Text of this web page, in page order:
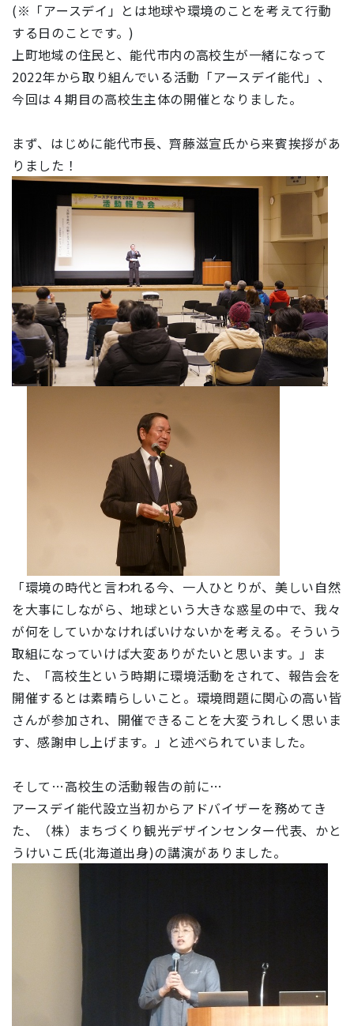
(※「アースデイ」とは地球や環境のことを考えて行動
する日のことです。)
上町地域の住民と、能代市内の高校生が一緒になって
2022年から取り組んでいる活動「アースデイ能代」、
今回は４期目の高校生主体の開催となりました。
まず、はじめに能代市長、齊藤滋宣氏から来賓挨拶があ
りました！
「環境の時代と言われる今、一人ひとりが、美しい自然
を大事にしながら、地球という大きな惑星の中で、我々
が何をしていかなければいけないかを考える。そういう
取組になっていけば大変ありがたいと思います。」ま
た、「高校生という時期に環境活動をされて、報告会を
開催するとは素晴らしいこと。環境問題に関心の高い皆
さんが参加され、開催できることを大変うれしく思いま
す、感謝申し上げます。」と述べられていました。
そして…高校生の活動報告の前に…
アースデイ能代設立当初からアドバイザーを務めてき
た、（株）まちづくり観光デザインセンター代表、かと
うけいこ氏(北海道出身)の講演がありました。